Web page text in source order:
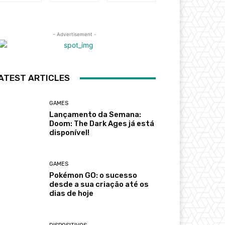
- Advertisement -
ARTICLES
GAMES
Lançamento da Semana:
Doom: The Dark Ages já está
disponível!
GAMES
Pokémon GO: o sucesso
desde a sua criação até os
dias de hoje